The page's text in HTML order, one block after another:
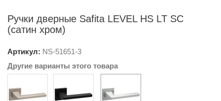
Ручки дверные Safita LEVEL HS LT SC
(сатин хром)
Артикул: NS-51651-3
Другие варианты этого товара